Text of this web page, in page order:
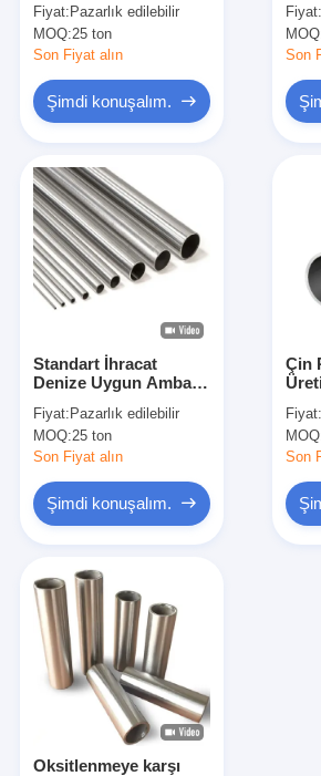
Ürün
Videolar
Hakkımızda
Kalite Kontrol
Bizimle İletişim
Haberler
Soğuk Haddelenmiş Paslanmaz Sac
Soğuk Haddelenmiş Paslanmaz
Sıcak Haddelenmiş Paslanmaz Sac
ve enerji uygulamaları
için idealdir
Fiyat: Pazarlık edilebilir
MOQ:25 ton
Son Fiyat alın
Şimdi konuşalım.
Fiyat:
Son
Standart İhracat
Denize Uygun Ambalaj
Çelik Borusu için Özel
Ambalaj
Fiyat: Pazarlık edilebilir
MOQ:25 ton
Son Fiyat alın
Şimdi konuşalım.
Çin
Fiyat:
Son
Oksitlenmeye karşı